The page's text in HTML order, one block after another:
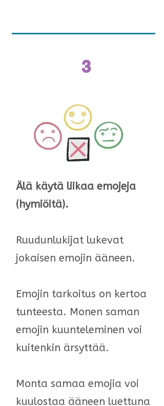
3
Älä käytä liikaa emojeja
(hymiöitä).
Ruudunlukijat lukevat
jokaisen emojin ääneen.
Emojin tarkoitus on kertoa
tunteesta. Monen saman
emojin kuunteleminen voi
kuitenkin ärsyttää.
Monta samaa emojia voi
kuulostaa ääneen luettuna